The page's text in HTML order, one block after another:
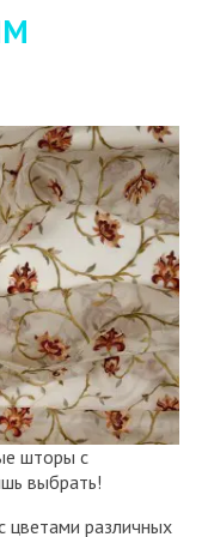
шторы с
выбрать!
цветами различных